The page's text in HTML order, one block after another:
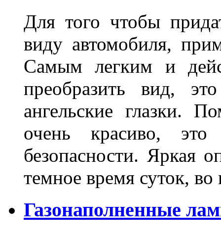
Для того чтобы
виду автомобиля,
Самым легким и
преобразить вид,
ангельские глазки.
очень красиво,
безопасности. Яркая
темное время суток, во
Газонаполненные